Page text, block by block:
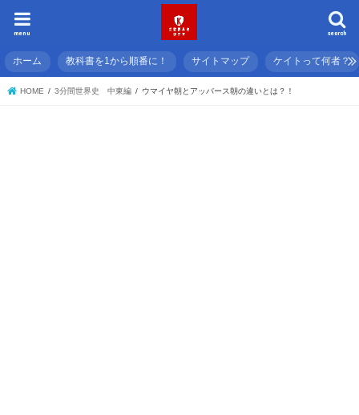
search
menu
ホーム 教科書を1から順番に！ サイトマップ ケイトって何者？
HOME 3分間世界史 中東編 ウマイヤ朝とアッバース朝の違いとは？！